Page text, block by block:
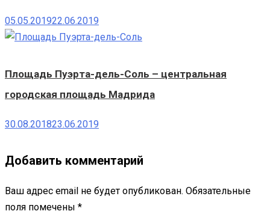
05.05.201922.06.2019
Площадь Пуэрта-дель-Соль – центральная
городская площадь Мадрида
30.08.201823.06.2019
Добавить комментарий
Ваш адрес email не будет опубликован. Обязательные
поля помечены *